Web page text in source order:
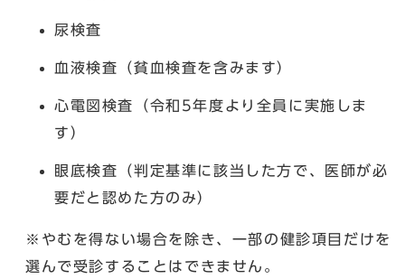
尿検査
血液検査（貧血検査を含みます）
心電図検査（令和5年度より全員に実施しま
す）
眼底検査（判定基準に該当した方で、医師が必
要だと認めた方のみ）
※やむを得ない場合を除き、一部の健診項目だけを
選んで受診することはできません。